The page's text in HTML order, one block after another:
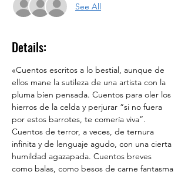
See All
Details:
«Cuentos escritos a lo bestial, aunque de
ellos mane la sutileza de una artista con la
pluma bien pensada. Cuentos para oler los
hierros de la celda y perjurar “si no fuera
por estos barrotes, te comería viva”.
Cuentos de terror, a veces, de ternura
infinita y de lenguaje agudo, con una cierta
humildad agazapada. Cuentos breves
como balas, como besos de carne fantasma